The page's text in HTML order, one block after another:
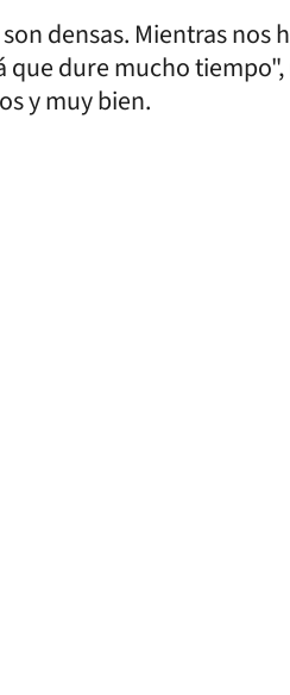
densas. Mientras nos
que dure mucho
y muy bien.